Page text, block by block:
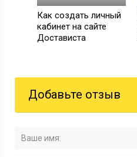
Как создать личный
кабинет на сайте
Достависта
Добавьте отзыв